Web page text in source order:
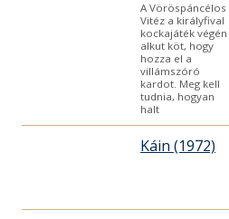
A Vöröspáncélos
Vitéz a királyfival
kockajáték végén
alkut köt, hogy
hozza el a
villámszóró
kardot. Meg kell
tudnia, hogyan
halt
Káin (1972)